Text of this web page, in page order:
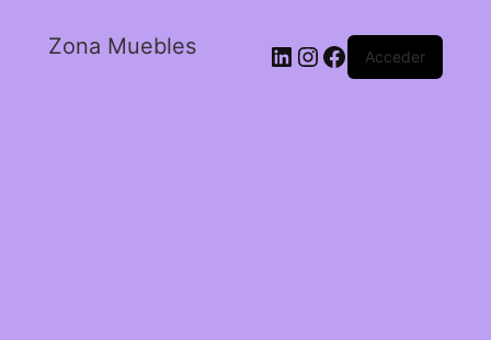
Zona Muebles Acceder